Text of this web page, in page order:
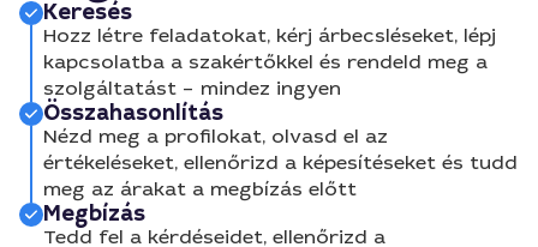
Keresés
Hozz létre feladatokat, kérj árbecsléseket, lépj
kapcsolatba a szakértőkkel és rendeld meg a
szolgáltatást – mindez ingyen
Összahasonlítás
Nézd meg a profilokat, olvasd el az
értékeléseket, ellenőrizd a képesítéseket és tudd
meg az árakat a megbízás előtt
Megbízás
Tedd fel a kérdéseidet, ellenőrizd a